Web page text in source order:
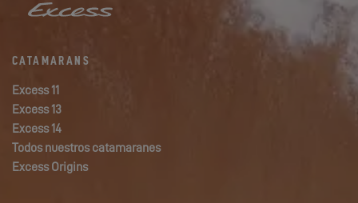
CATAMARANS
Excess 11
Excess 13
Excess 14
Todos nuestros catamaranes
Excess Origins